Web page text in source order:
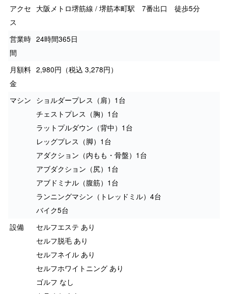
アクセ
ス
大阪メトロ堺筋線 / 堺筋本町駅 7番出口 徒歩5分
営業時
間
24時間365日
月額料
金
2,980円（税込 3,278円）
マシン ショルダープレス（肩）1台
チェストプレス（胸）1台
ラットプルダウン（背中）1台
レッグプレス（脚）1台
アダクション（内もも・骨盤）1台
アブダクション（尻）1台
アブドミナル（腹筋）1台
ランニングマシン（トレッドミル）4台
バイク5台
設備
セルフエステ あり
セルフ脱毛 あり
セルフネイル あり
セルフホワイトニング あり
ゴルフ なし